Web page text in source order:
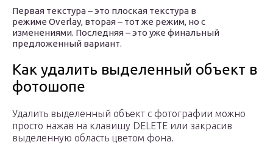
Первая текстура – это плоская текстура в
режиме Overlay, вторая – тот же режим, но с
изменениями. Последняя – это уже финальный
предложенный вариант.
Как удалить выделенный объект в
фотошопе
Удалить выделенный объект с фотографии можно
просто нажав на клавишу DELETE или закрасив
выделенную область цветом фона.